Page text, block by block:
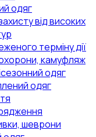
одяг
від високих
терміну дії
камуфляж
одяг
одяг
шеврони